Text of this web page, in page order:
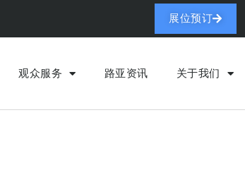
展位预订
观众服务 路亚资讯 关于我们